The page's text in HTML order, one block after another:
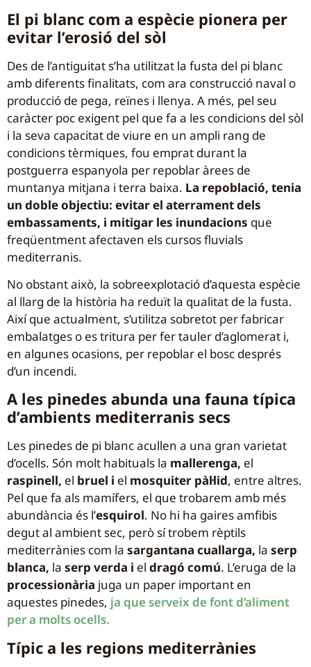
El pi blanc com a espècie pionera per
evitar l’erosió del sòl
Des de l’antiguitat s’ha utilitzat la fusta del pi blanc
amb diferents finalitats, com ara construcció naval o
producció de pega, reïnes i llenya. A més, pel seu
caràcter poc exigent pel que fa a les condicions del sòl
i la seva capacitat de viure en un ampli rang de
condicions tèrmiques, fou emprat durant la
postguerra espanyola per repoblar àrees de
muntanya mitjana i terra baixa. La repoblació, tenia
un doble objectiu: evitar el aterrament dels
embassaments, i mitigar les inundacions que
freqüentment afectaven els cursos fluvials
mediterranis.
No obstant això, la sobreexplotació d’aquesta espècie
al llarg de la història ha reduït la qualitat de la fusta.
Així que actualment, s’utilitza sobretot per fabricar
embalatges o es tritura per fer tauler d’aglomerat i,
en algunes ocasions, per repoblar el bosc després
d’un incendi.
A les pinedes abunda una fauna típica
d’ambients mediterranis secs
Les pinedes de pi blanc acullen a una gran varietat
d’ocells. Són molt habituals la mallerenga, el
raspinell, el bruel i el mosquiter pàl·lid, entre altres.
Pel que fa als mamífers, el que trobarem amb més
abundància és l’esquirol. No hi ha gaires amfibis
degut al ambient sec, però sí trobem rèptils
mediterrànies com la sargantana cuallarga, la serp
blanca, la serp verda i el dragó comú. L’eruga de la
processionària juga un paper important en
aquestes pinedes, ja que serveix de font d’aliment
per a molts ocells.
Típic a les regions mediterrànies